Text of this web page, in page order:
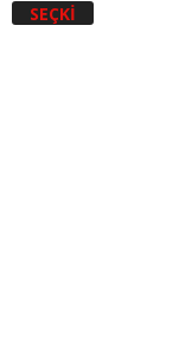
SEÇKI